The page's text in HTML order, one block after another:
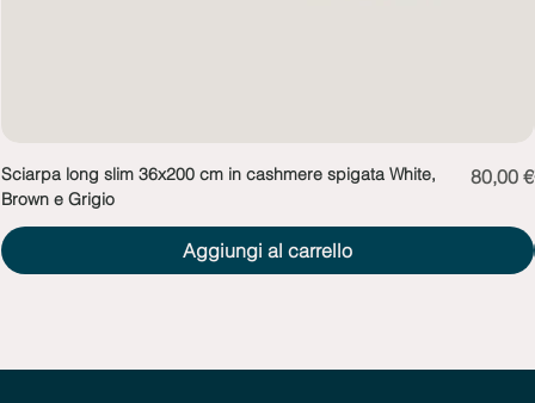
Sciarpa long slim 36x200 cm in cashmere spigata White,
Brown e Grigio
Prezzo
80,00 €
Aggiungi al carrello